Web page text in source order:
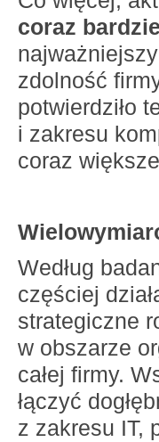
coraz
zdolność
potwierdziło
i zakresu
coraz
Według
częściej
strategiczne
w obszarze
całej firmy.
łączyć
z zakresu IT,